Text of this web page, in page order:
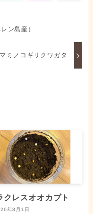
ン島産）
ミノコギリクワガタ
クレスオオカブト
年8月1日